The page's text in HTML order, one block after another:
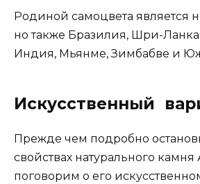
Родиной самоцвета является
но также Бразилия, Шри-
Индия, Мьянме, Зимбабве и
Искусственный
Прежде чем подробно
свойствах натурального
поговорим о его